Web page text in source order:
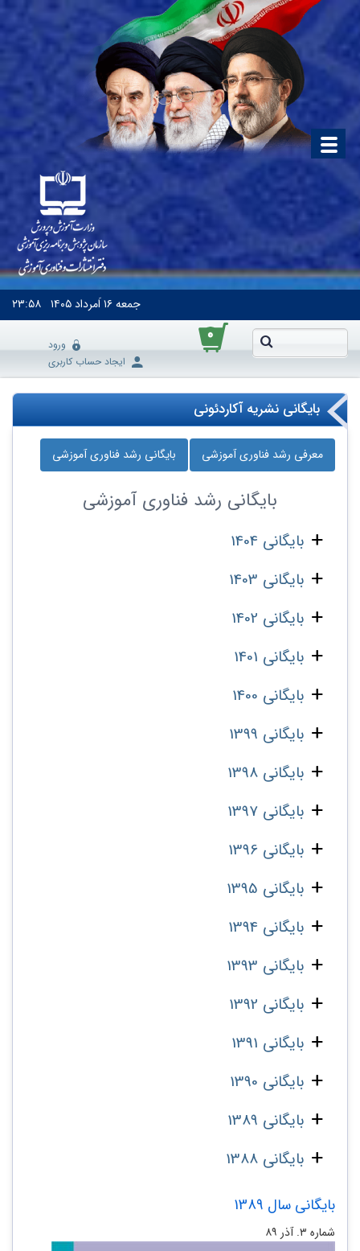
جمعه۱۶ اَمرداد ۱۴۰۵ ۲۳:۵۸
۰
ورود
ایجاد حساب کاربری
بایگانی نشریه آکاردئونی
معرفی رشد فناوری آموزشی بایگانی رشد فناوری آموزشی
بایگانی رشد فناوری آموزشی
بایگانی 1404
بایگانی 1403
بایگانی 1402
بایگانی 1401
بایگانی 1400
بایگانی 1399
بایگانی 1398
بایگانی 1397
بایگانی 1396
بایگانی 1395
بایگانی 1394
بایگانی 1393
بایگانی 1392
بایگانی 1391
بایگانی 1390
بایگانی 1389
بایگانی 1388
بایگانی سال 1389
شماره‌ ۳. آذر ۸۹